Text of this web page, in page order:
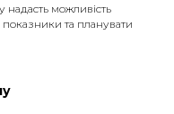
надасть можливість
показники та планувати